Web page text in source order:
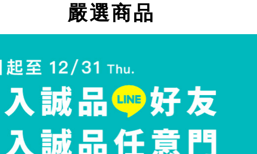
嚴選商品